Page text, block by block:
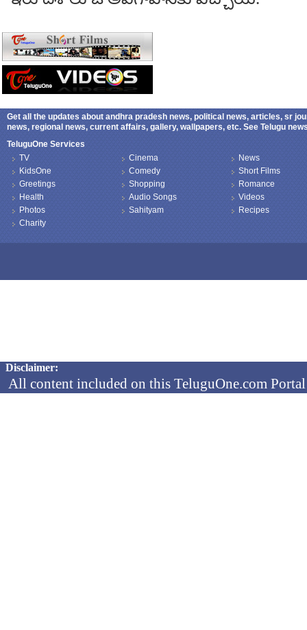
Get all the updates about andhra pradesh news, political news, articles, sr
news, regional news, current affairs, gallery, wallpapers, etc. See Telugu
TeluguOne Services
TV
KidsOne
Greetings
Health
Photos
Charity
Cinema
Comedy
Shopping
Audio Songs
Sahityam
News
Short Films
Romance
Videos
Recipes
Disclaimer:
All content included on this TeluguOne.com